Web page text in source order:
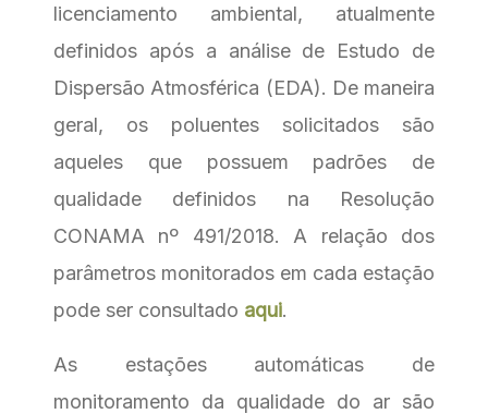
licenciamento ambiental, atualmente
definidos após a análise de Estudo de
Dispersão Atmosférica (EDA). De maneira
geral, os poluentes solicitados são
aqueles que possuem padrões de
qualidade definidos na Resolução
CONAMA nº 491/2018. A relação dos
parâmetros monitorados em cada estação
pode ser consultado aqui.
As estações automáticas de
monitoramento da qualidade do ar são